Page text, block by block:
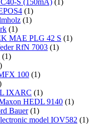
(1)
(1)
(1)
MAE PLG 42 S (1)
RfN 7003 (1)
(1)
100 (1)
IXARC (1)
HEDL 9140 (1)
Bauer (1)
model IOV582 (1)